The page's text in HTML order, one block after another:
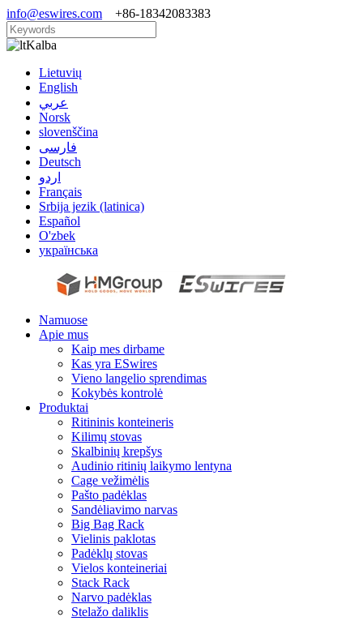
info@eswires.com +86-18342083383
Kalba
Lietuvių
English
عربي
Norsk
slovenščina
فارسی
Deutsch
اردو
Français
Srbija jezik (latinica)
Español
O'zbek
українська
Namuose
Apie mus
Kaip mes dirbame
Kas yra ESwires
Vieno langelio sprendimas
Kokybės kontrolė
Produktai
Ritininis konteineris
Kilimų stovas
Skalbinių krepšys
Audinio ritinių laikymo lentyna
Cage vežimėlis
Pašto padėklas
Sandėliavimo narvas
Big Bag Rack
Vielinis paklotas
Padėklų stovas
Vielos konteineriai
Stack Rack
Narvo padėklas
Stelažo daliklis